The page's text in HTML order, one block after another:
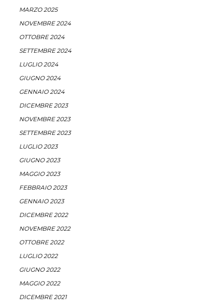
MARZO 2025
NOVEMBRE 2024
OTTOBRE 2024
SETTEMBRE 2024
LUGLIO 2024
GIUGNO 2024
GENNAIO 2024
DICEMBRE 2023
NOVEMBRE 2023
SETTEMBRE 2023
LUGLIO 2023
GIUGNO 2023
MAGGIO 2023
FEBBRAIO 2023
GENNAIO 2023
DICEMBRE 2022
NOVEMBRE 2022
OTTOBRE 2022
LUGLIO 2022
GIUGNO 2022
MAGGIO 2022
DICEMBRE 2021